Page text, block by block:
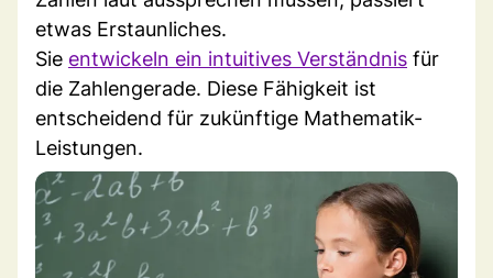
etwas Erstaunliches.
Sie entwickeln ein intuitives Verständnis für
die Zahlengerade. Diese Fähigkeit ist
entscheidend für zukünftige Mathematik-
Leistungen.